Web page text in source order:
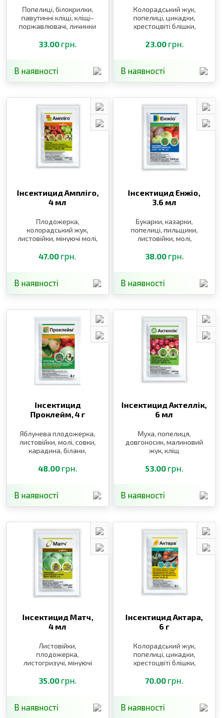
Попелиці, білокрилки,
павутинні кліщі, кліщі-
поржавлювачі, личинки
тютюновий трипс
33.00 грн.
В наявності
Колорадський жук,
попелиці, цикадки,
хрестоцвіті блішки,
довгоносики
23.00 грн.
В наявності
Інсектицид Ампліго,
4 мл
Плодожерка,
колорадський жук,
листовійки, мінуючі молі,
47.00 грн.
В наявності
Інсектицид Енжіо,
3.6 мл
Букарки, казарки,
попелиці, пильщики,
листовійки, молі,
трипси, плодожерка,
довгоносики,
38.00 грн.
В наявності
Інсектицид
Проклейм, 4 г
Яблунева плодожерка,
листовійки, молі, совки,
карадина, білани,
48.00 грн.
В наявності
Інсектицид Актеллік,
6 мл
Муха, попелиця,
довгоносик, малиновий
жук, кліщ
53.00 грн.
В наявності
Інсектицид Матч,
4 мл
Листовійки,
плодожерка,
листогризучі, мінуючі
листогризучі, совки
35.00 грн.
В наявності
Інсектицид Актара,
6 г
Колорадський жук,
попелиці, цикадки,
хрестоцвіті блішки,
довгоносики
70.00 грн.
В наявності